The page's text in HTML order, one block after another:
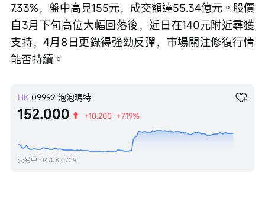
7.33%，盤中高見155元，成交額達55.34億元。股價
自3月下旬高位大幅回落後，近日在140元附近尋獲
支持，4月8日更錄得強勁反彈，市場關注修復行情
能否持續。
HK 09992 泡泡瑪特
152.000 +10.200 +7.19%
交易中 04/08 07:19